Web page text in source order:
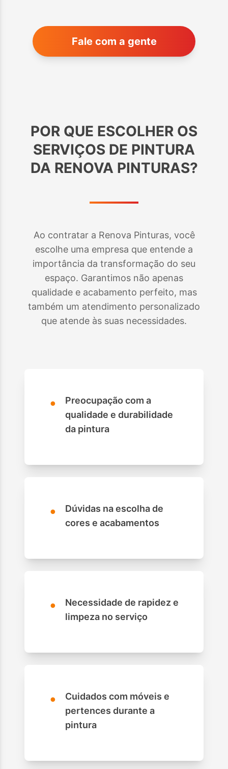
Fale com a gente
POR QUE ESCOLHER OS
SERVIÇOS DE PINTURA
DA RENOVA PINTURAS?
Ao contratar a Renova Pinturas, você
escolhe uma empresa que entende a
importância da transformação do seu
espaço. Garantimos não apenas
qualidade e acabamento perfeito, mas
também um atendimento personalizado
que atende às suas necessidades.
•
Preocupação com a
qualidade e durabilidade
da pintura
•
Dúvidas na escolha de
cores e acabamentos
•
Necessidade de rapidez e
limpeza no serviço
•
Cuidados com móveis e
pertences durante a
pintura